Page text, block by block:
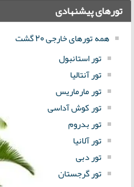
تورهای پیشنهادی
همه تورهای خارجی 20 گشت
تور استانبول
تور آنتالیا
تور مارماریس
تور کوش آداسی
تور بدروم
تور آلانیا
تور دبی
تور گرجستان